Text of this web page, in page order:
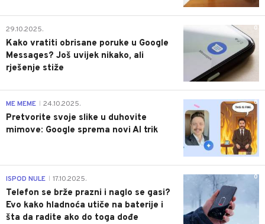
0
29.10.2025.
Kako vratiti obrisane poruke u Google
Messages? Još uvijek nikako, ali
rješenje stiže
0
ME MEME 24.10.2025.
Pretvorite svoje slike u duhovite
mimove: Google sprema novi AI trik
0
ISPOD NULE 17.10.2025.
Telefon se brže prazni i naglo se gasi?
Evo kako hladnoća utiče na baterije i
šta da radite ako do toga dođe